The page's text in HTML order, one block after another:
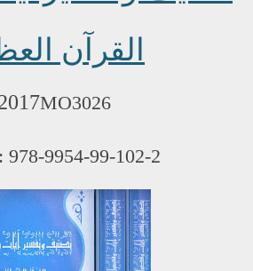
القرآن
MO3026
978-9954-99-102-2